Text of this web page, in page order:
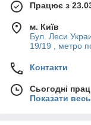
Працює з
м. Київ
Бул. Леси
19/19 , метро
Контакти
Сьогодні
Показати